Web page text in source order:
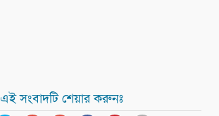
এই সংবাদটি শেয়ার করুনঃ